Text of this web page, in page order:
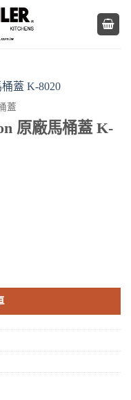
蓋
原廠馬桶蓋 K-
。